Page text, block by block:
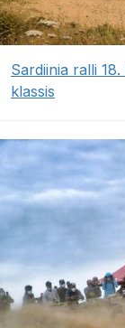
Sardiinia ralli
klassis